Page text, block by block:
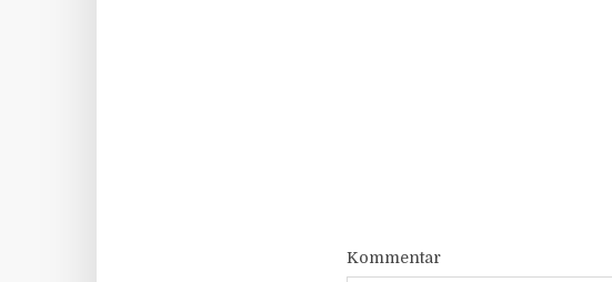
Kommentar